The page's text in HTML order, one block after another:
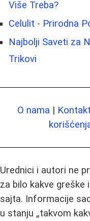
Više Treba?
Celulit - Prirodna
Najbolji Saveti za
Trikovi
O nama | Kontakt
Urednici i autori ne
za bilo kakve greške
sajta. Informacije
u stanju „takvom